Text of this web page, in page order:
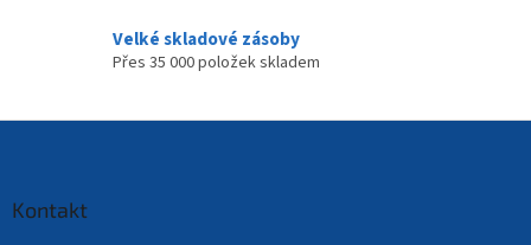
Velké skladové zásoby
Přes 35 000 položek skladem
Kontakt